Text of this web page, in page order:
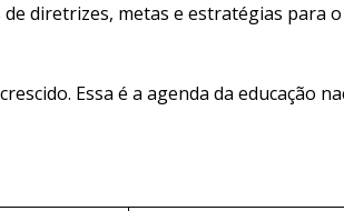
diretrizes, metas e estratégias para o
Essa é a agenda da educação